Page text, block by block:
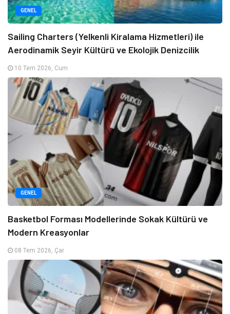
GENEL
Sailing Charters (Yelkenli Kiralama Hizmetleri) ile
Aerodinamik Seyir Kültürü ve Ekolojik Denizcilik
10 Tem 2026, Cum
GENEL
Basketbol Forması Modellerinde Sokak Kültürü ve
Modern Kreasyonlar
08 Tem 2026, Çar